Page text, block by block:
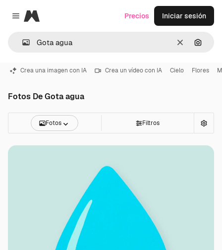
Close menu
Magnific
Borrar
Precios Iniciar sesión
Crea una imagen con IA Crea un vídeo con IA Cielo Flores
Fotos De Gota agua
Fotos Filtros